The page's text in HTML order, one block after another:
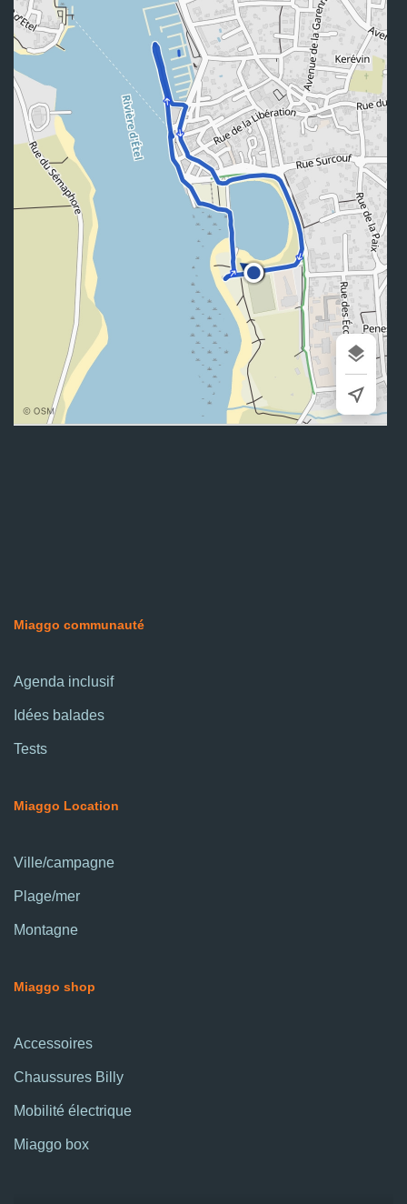
Miaggo communauté
Agenda inclusif
Idées balades
Tests
Miaggo Location
Ville/campagne
Plage/mer
Montagne
Miaggo shop
Accessoires
Chaussures Billy
Mobilité électrique
Miaggo box